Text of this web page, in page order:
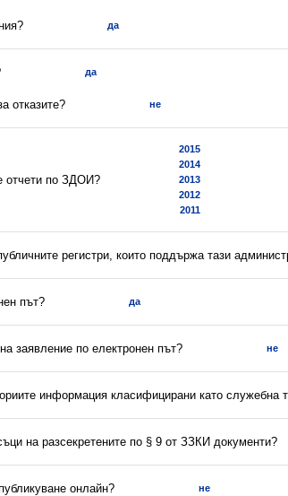
да
да
отказите? не
отчети по ЗДОИ?
2015
2014
2013
2012
2011
регистри, които поддържа тази
път? да
заявление по електронен път? не
информация класифицирани като служебна
на разсекретените по § 9 от ЗЗКИ документи?
онлайн? не